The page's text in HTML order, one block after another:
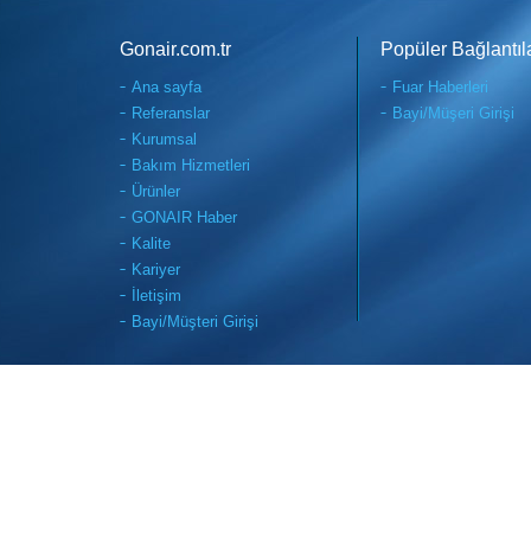
Gonair.com.tr
Ana sayfa
Referanslar
Kurumsal
Bakım Hizmetleri
Ürünler
GONAIR Haber
Kalite
Kariyer
İletişim
Bayi/Müşteri Girişi
Popüler
Fuar Haberleri
Bayi/Müşeri Girişi